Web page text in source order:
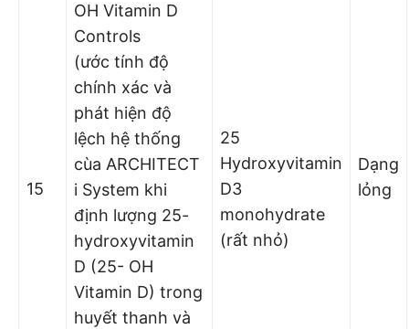
15
OH Vitamin D
Controls
(ước tính độ
chính xác và
phát hiện độ
lệch hệ thống
cùa ARCHITECT
i System khi
định lượng 25-
hydroxyvitamin
D (25- OH
Vitamin D) trong
huyết thanh và
25
Hydroxyvitamin
D3
monohydrate
(rất nhỏ)
Dạng
lỏng